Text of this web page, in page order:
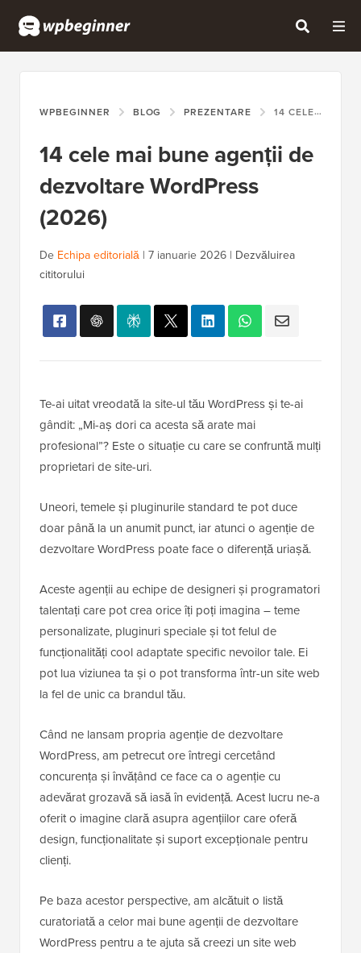
WPBEGINNER BLOG PREZENTARE 14 CELE MAI BUNE AGENȚII DE DEZVOLTARE WORDPRESS (2026)
14 cele mai bune agenții de
dezvoltare WordPress
(2026)
De Echipa editorială | 7 ianuarie 2026 | Dezvăluirea
cititorului
Te-ai uitat vreodată la site-ul tău WordPress și te-ai
gândit: „Mi-aș dori ca acesta să arate mai
profesional”? Este o situație cu care se confruntă mulți
proprietari de site-uri.
Uneori, temele și pluginurile standard te pot duce
doar până la un anumit punct, iar atunci o agenție de
dezvoltare WordPress poate face o diferență uriașă.
Aceste agenții au echipe de designeri și programatori
talentați care pot crea orice îți poți imagina – teme
personalizate, pluginuri speciale și tot felul de
funcționalități cool adaptate specific nevoilor tale. Ei
pot lua viziunea ta și o pot transforma într-un site web
la fel de unic ca brandul tău.
Când ne lansam propria agenție de dezvoltare
WordPress, am petrecut ore întregi cercetând
concurența și învățând ce face ca o agenție cu
adevărat grozavă să iasă în evidență. Acest lucru ne-a
oferit o imagine clară asupra agențiilor care oferă
design, funcționalitate și suport excepționale pentru
clienți.
Pe baza acestor perspective, am alcătuit o listă
curatoriată a celor mai bune agenții de dezvoltare
WordPress pentru a te ajuta să creezi un site web